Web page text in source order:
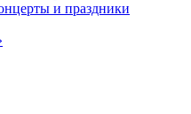
и праздники